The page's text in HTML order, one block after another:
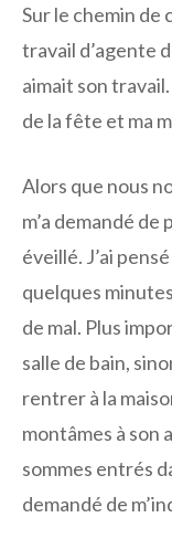
Sur le chemin de
travail d’agente
aimait son
de la fête et ma
Alors que nous
m’a demandé
éveillé. J’ai
quelques
de mal. Plus
salle de bain,
rentrer à la
montâmes à son
sommes entrés
demandé de